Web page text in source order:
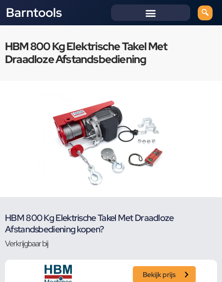
Barntools
HBM 800 Kg Elektrische Takel Met
Draadloze Afstandsbediening
HBM 800 Kg Elektrische Takel Met Draadloze
Afstandsbediening kopen?
Verkrijgbaar bij
Bekijk prijs